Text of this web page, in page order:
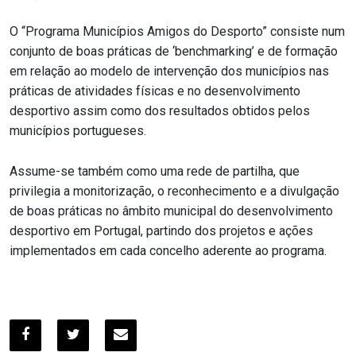
O “Programa Municípios Amigos do Desporto” consiste num
conjunto de boas práticas de ‘benchmarking’ e de formação
em relação ao modelo de intervenção dos municípios nas
práticas de atividades físicas e no desenvolvimento
desportivo assim como dos resultados obtidos pelos
municípios portugueses.
Assume-se também como uma rede de partilha, que
privilegia a monitorização, o reconhecimento e a divulgação
de boas práticas no âmbito municipal do desenvolvimento
desportivo em Portugal, partindo dos projetos e ações
implementados em cada concelho aderente ao programa.